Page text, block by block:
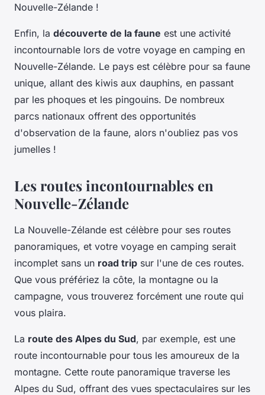
Nouvelle-Zélande !
Enfin, la découverte de la faune est une activité
incontournable lors de votre voyage en camping en
Nouvelle-Zélande. Le pays est célèbre pour sa faune
unique, allant des kiwis aux dauphins, en passant
par les phoques et les pingouins. De nombreux
parcs nationaux offrent des opportunités
d'observation de la faune, alors n'oubliez pas vos
jumelles !
Les routes incontournables en
Nouvelle-Zélande
La Nouvelle-Zélande est célèbre pour ses routes
panoramiques, et votre voyage en camping serait
incomplet sans un road trip sur l'une de ces routes.
Que vous préfériez la côte, la montagne ou la
campagne, vous trouverez forcément une route qui
vous plaira.
La route des Alpes du Sud, par exemple, est une
route incontournable pour tous les amoureux de la
montagne. Cette route panoramique traverse les
Alpes du Sud, offrant des vues spectaculaires sur les